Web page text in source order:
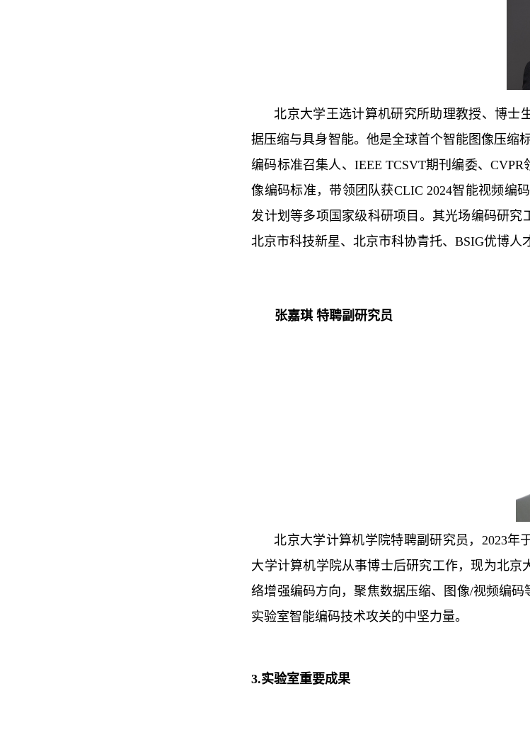
北京大学王选计算机研究所助理教授、博士
据压缩与具身智能。他是全球首个智能图像压缩
编码标准召集人、IEEE TCSVT期刊编委、
像编码标准，带领团队获CLIC 2024智能视频编
发计划等多项国家级科研项目。其光场编码研究
北京市科技新星、北京市科协青托、BSIG优博人
张嘉琪 特聘副研究员
北京大学计算机学院特聘副研究员，2023
大学计算机学院从事博士后研究工作，现为北
络增强编码方向，聚焦数据压缩、图像/视频编
实验室智能编码技术攻关的中坚力量。
3.实验室重要成果